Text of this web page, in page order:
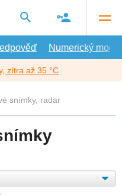
Numerický model
zítra až 35 °C
snímky, radar